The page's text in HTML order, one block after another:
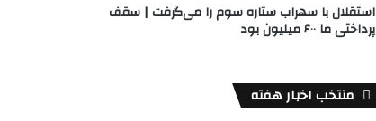
استقلال با سهراب ستاره سوم را می‌گرفت | سقف
پرداختی ما ۶۰۰ میلیون بود
منتخب اخبار هفته